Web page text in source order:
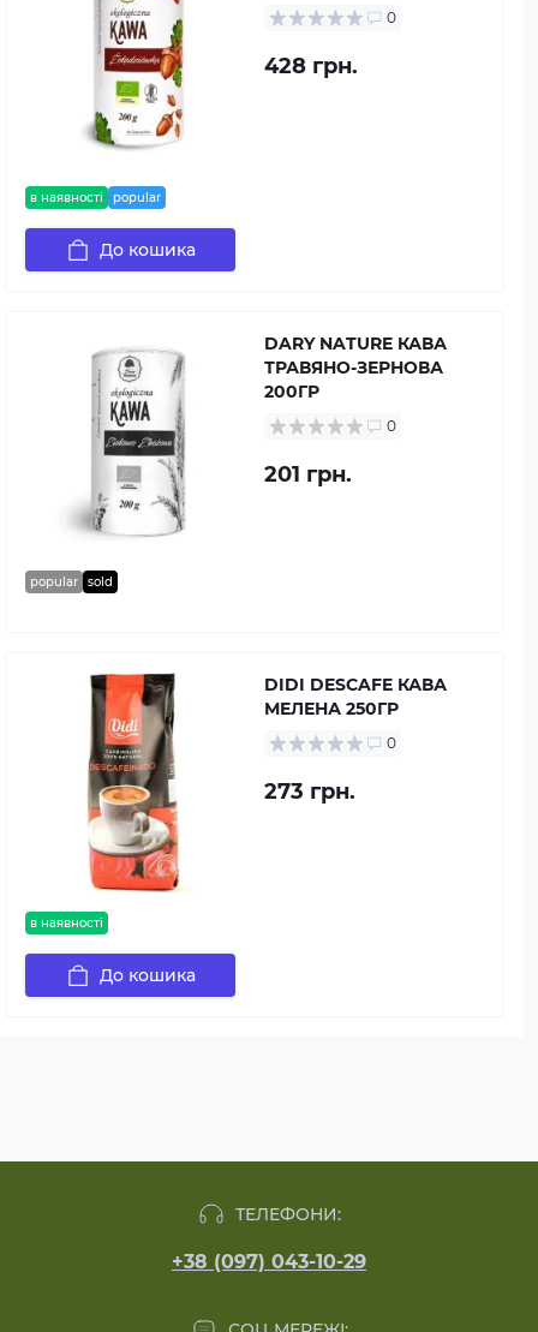
в наявності popular
0
428 грн.
До кошика
popular sold
DARY NATURE КАВА
ТРАВЯНО-ЗЕРНОВА
200ГР
0
201 грн.
в наявності
DIDI DESCAFE КАВА
МЕЛЕНА 250ГР
0
273 грн.
До кошика
ТЕЛЕФОНИ:
+38 (097) 043-10-29